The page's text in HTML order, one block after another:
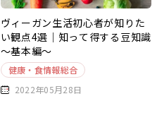
ヴィーガン生活初心者が知りた
い観点4選｜知って得する豆知識
～基本編～
健康・食情報総合
2022年05月28日